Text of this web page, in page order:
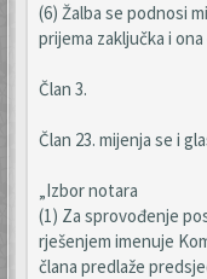
(6) Žalba se podnosi
prijema zaključka i
Član 3.
Član 23. mijenja se i
„Izbor notara
(1) Za sprovođenje
rješenjem imenuje
člana predlaže